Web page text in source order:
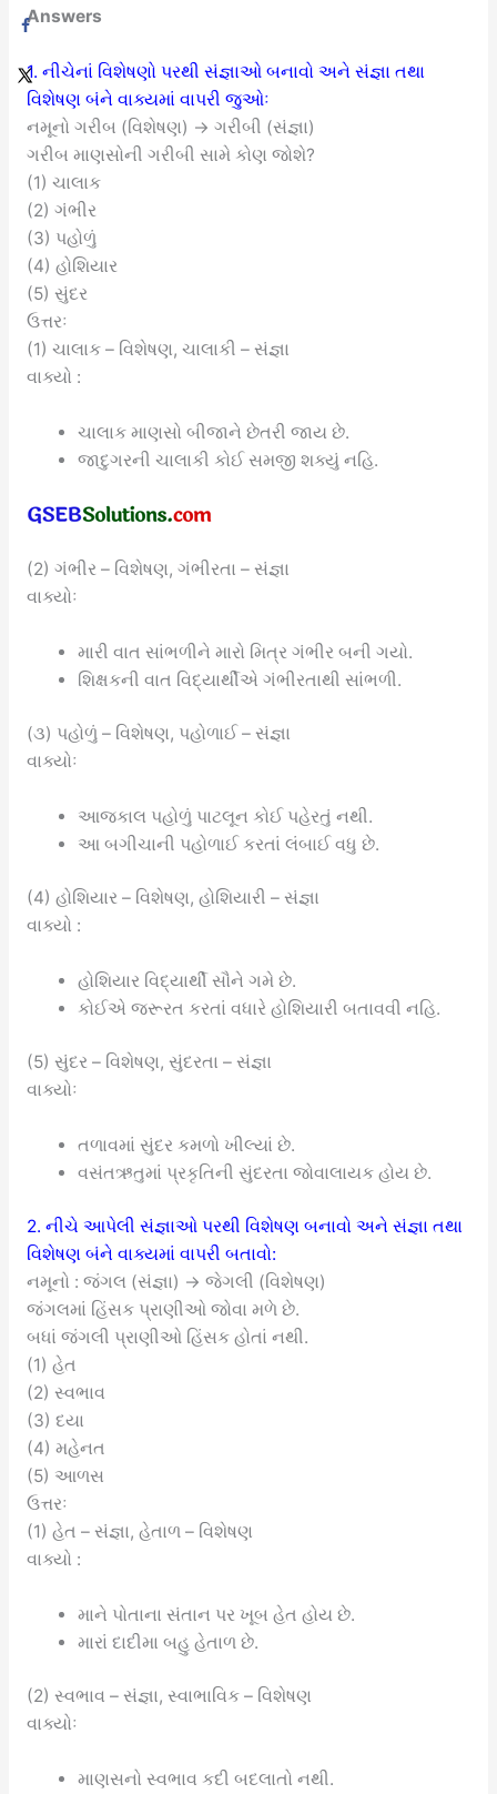
Answers
1. નીચેનાં વિશેષણો પરથી સંજ્ઞાઓ બનાવો અને સંજ્ઞા તથા
વિશેષણ બંને વાક્યમાં વાપરી જુઓઃ
નમૂનો ગરીબ (વિશેષણ) → ગરીબી (સંજ્ઞા)
ગરીબ માણસોની ગરીબી સામે કોણ જોશે?
(1) ચાલાક
(2) ગંભીર
(3) પહોળું
(4) હોશિયાર
(5) સુંદર
ઉત્તરઃ
(1) ચાલાક – વિશેષણ, ચાલાકી – સંજ્ઞા
વાક્યો :
ચાલાક માણસો બીજાને છેતરી જાય છે.
જાદુગરની ચાલાકી કોઈ સમજી શક્યું નહિ.
(2) ગંભીર – વિશેષણ, ગંભીરતા – સંજ્ઞા
વાક્યોઃ
મારી વાત સાંભળીને મારો મિત્ર ગંભીર બની ગયો.
શિક્ષકની વાત વિદ્યાર્થીએ ગંભીરતાથી સાંભળી.
(૩) પહોળું – વિશેષણ, પહોળાઈ – સંજ્ઞા
વાક્યોઃ
આજકાલ પહોળું પાટલૂન કોઈ પહેરતું નથી.
આ બગીચાની પહોળાઈ કરતાં લંબાઈ વધુ છે.
(4) હોશિયાર – વિશેષણ, હોશિયારી – સંજ્ઞા
વાક્યો :
હોશિયાર વિદ્યાર્થી સૌને ગમે છે.
કોઈએ જરૂરત કરતાં વધારે હોશિયારી બતાવવી નહિ.
(5) સુંદર – વિશેષણ, સુંદરતા – સંજ્ઞા
વાક્યોઃ
તળાવમાં સુંદર કમળો ખીલ્યાં છે.
વસંતઋતુમાં પ્રકૃતિની સુંદરતા જોવાલાયક હોય છે.
2. નીચે આપેલી સંજ્ઞાઓ પરથી વિશેષણ બનાવો અને સંજ્ઞા તથા
વિશેષણ બંને વાક્યમાં વાપરી બતાવો:
નમૂનો : જંગલ (સંજ્ઞા) → જેગલી (વિશેષણ)
જંગલમાં હિંસક પ્રાણીઓ જોવા મળે છે.
બધાં જંગલી પ્રાણીઓ હિંસક હોતાં નથી.
(1) હેત
(2) સ્વભાવ
(3) દયા
(4) મહેનત
(5) આળસ
ઉત્તરઃ
(1) હેત – સંજ્ઞા, હેતાળ – વિશેષણ
વાક્યો :
માને પોતાના સંતાન પર ખૂબ હેત હોય છે.
મારાં દાદીમા બહુ હેતાળ છે.
(2) સ્વભાવ – સંજ્ઞા, સ્વાભાવિક – વિશેષણ
વાક્યોઃ
માણસનો સ્વભાવ કદી બદલાતો નથી.